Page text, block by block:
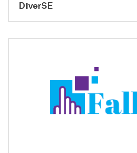
DiverSE